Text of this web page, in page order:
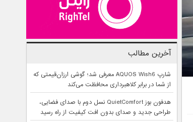
آخرین مطالب
شارپ AQUOS Wish6 معرفی شد؛ گوشی ارزان‌قیمتی که
از شما در برابر کلاهبرداری محافظت می‌کند
هدفون بوز QuietComfort نسل دوم با صدای فضایی،
طراحی جدید و صدای بدون افت کیفیت از راه رسید